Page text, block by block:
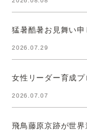
猛暑酷暑お見舞い申
2026.07.29
女性リーダー育成プ
2026.07.07
飛鳥藤原京跡が世界